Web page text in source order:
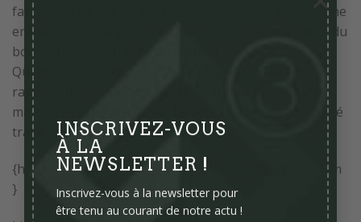
INSCRIVEZ-VOUS
À LA
NEWSLETTER !
Inscrivez-vous à la newsletter pour
être tenu au courant de notre actu !
facilement sa place dans une chambre, un salon ou une
entrée. C’est une pièce unique, qui associe l’élégance du
bois naturel au charme du vintage.
Quelques traces du temps et d’usage dont taches,
rayures, décolorations, frottements, coups, et autres
marques – quelques trous de vers mais le meuble a été
traité à l’arrivée à notre atelier
{hauteur: 80, 5cm – largeur: 100cm – profondeur: 41cm
}